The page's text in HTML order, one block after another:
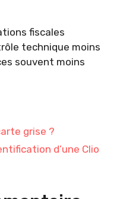
fiscales
technique moins
souvent moins
grise ?
d’une Clio